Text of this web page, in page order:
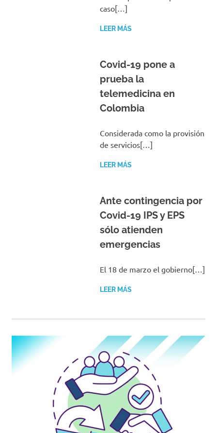
caso[…]
LEER MÁS
Covid-19 pone a
prueba la
telemedicina en
Colombia
Considerada como la provisión
de servicios[…]
LEER MÁS
Ante contingencia por
Covid-19 IPS y EPS
sólo atienden
emergencias
El 18 de marzo el gobierno[…]
LEER MÁS